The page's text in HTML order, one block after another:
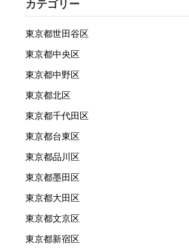
カテゴリー
東京都世田谷区
東京都中央区
東京都中野区
東京都北区
東京都千代田区
東京都台東区
東京都品川区
東京都墨田区
東京都大田区
東京都文京区
東京都新宿区